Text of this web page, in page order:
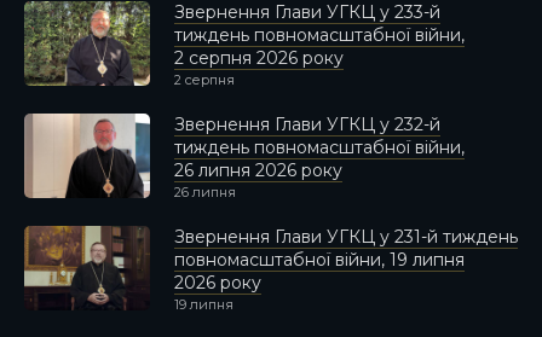
Звернення Глави УГКЦ у 233-й
тиждень повномасштабної війни,
2 серпня 2026 року
2 серпня
Звернення Глави УГКЦ у 232-й
тиждень повномасштабної війни,
26 липня 2026 року
26 липня
Звернення Глави УГКЦ у 231-й тиждень
повномасштабної війни, 19 липня
2026 року
19 липня